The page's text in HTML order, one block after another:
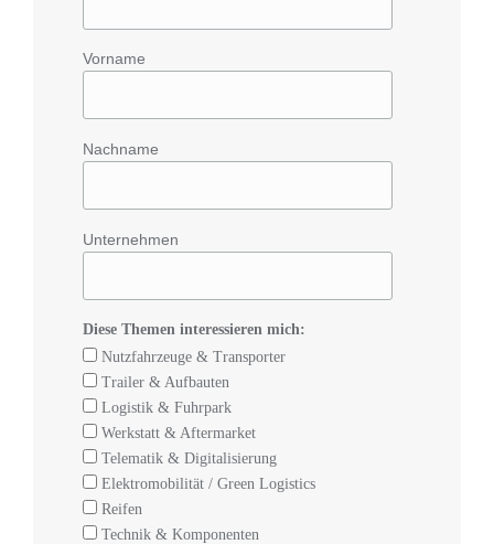
Vorname
Nachname
Unternehmen
Diese Themen interessieren mich:
Nutzfahrzeuge & Transporter
Trailer & Aufbauten
Logistik & Fuhrpark
Werkstatt & Aftermarket
Telematik & Digitalisierung
Elektromobilität / Green Logistics
Reifen
Technik & Komponenten